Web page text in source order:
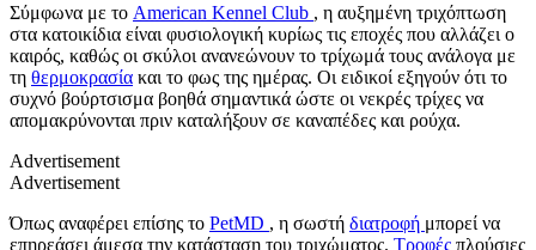
Σύμφωνα με το American Kennel Club , η αυξημένη τριχόπτωση
στα κατοικίδια είναι φυσιολογική κυρίως τις εποχές που αλλάζει ο
καιρός, καθώς οι σκύλοι ανανεώνουν το τρίχωμά τους ανάλογα με
τη θερμοκρασία και το φως της ημέρας. Οι ειδικοί εξηγούν ότι το
συχνό βούρτσισμα βοηθά σημαντικά ώστε οι νεκρές τρίχες να
απομακρύνονται πριν καταλήξουν σε καναπέδες και ρούχα.
Advertisement
Advertisement
Όπως αναφέρει επίσης το PetMD , η σωστή διατροφή μπορεί να
επηρεάσει άμεσα την κατάσταση του τριχώματος. Τροφές πλούσιες